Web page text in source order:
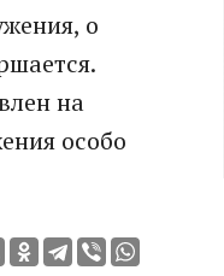
о
на
особо